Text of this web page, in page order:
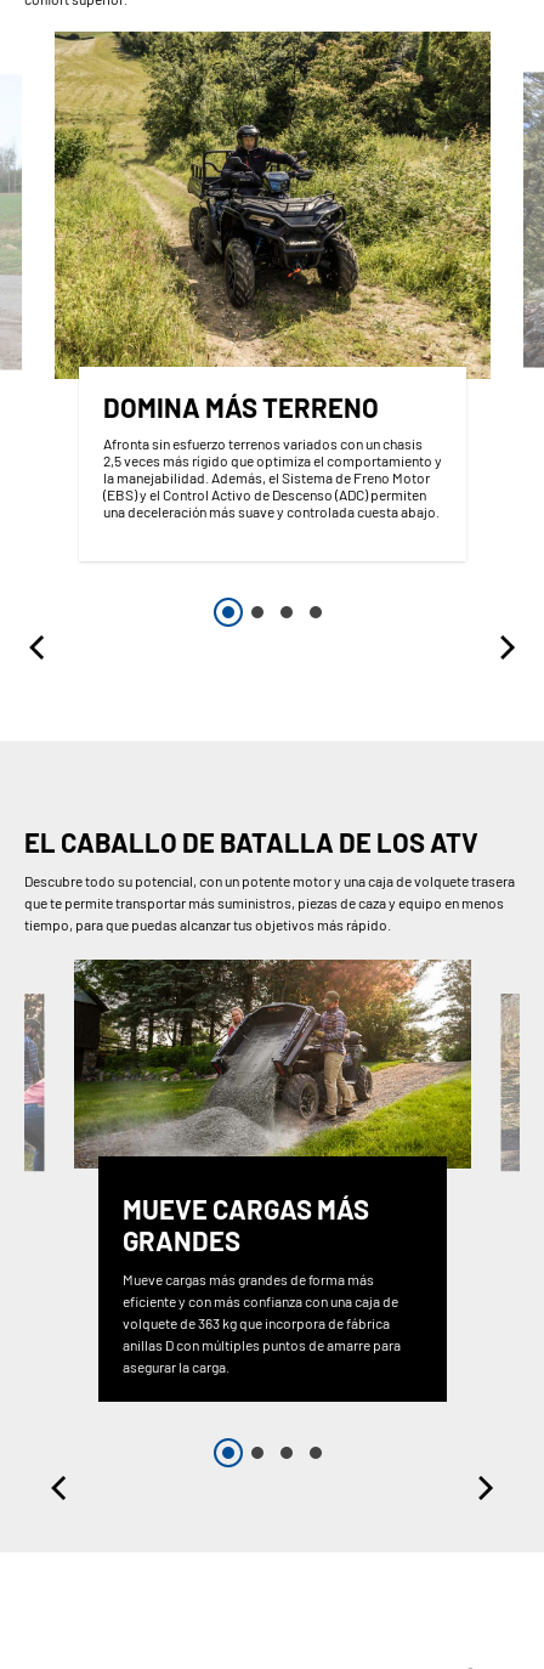
DOMINA MÁS TERRENO
Afronta sin esfuerzo terrenos variados con un chasis
2,5 veces más rígido que optimiza el comportamiento y
la manejabilidad. Además, el Sistema de Freno Motor
(EBS) y el Control Activo de Descenso (ADC) permiten
una deceleración más suave y controlada cuesta abajo.
EL CABALLO DE BATALLA DE LOS ATV
Descubre todo su potencial, con un potente motor y una caja de volquete trasera
que te permite transportar más suministros, piezas de caza y equipo en menos
tiempo, para que puedas alcanzar tus objetivos más rápido.
MUEVE CARGAS MÁS
GRANDES
Mueve cargas más grandes de forma más
eficiente y con más confianza con una caja de
volquete de 363 kg que incorpora de fábrica
anillas D con múltiples puntos de amarre para
asegurar la carga.